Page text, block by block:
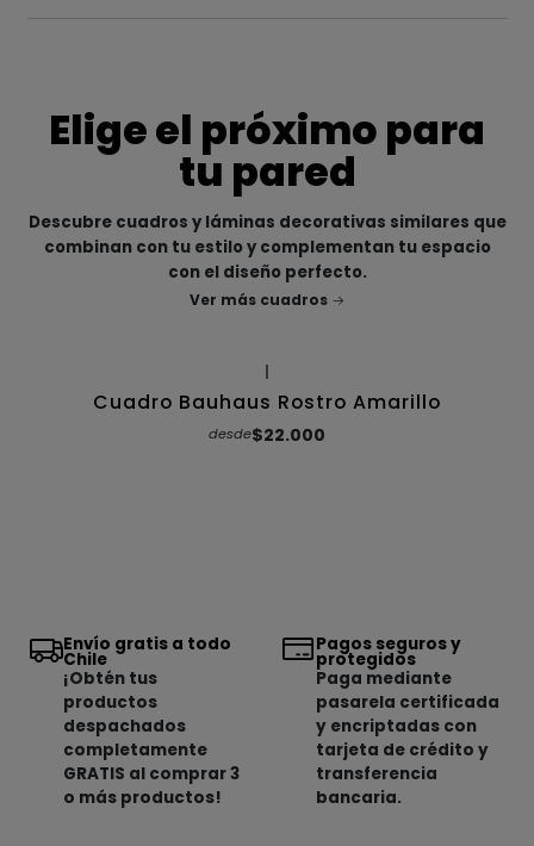
Elige el próximo para
tu pared
Descubre cuadros y láminas decorativas similares que
combinan con tu estilo y complementan tu espacio
con el diseño perfecto.
Ver más cuadros
Cuadro Bauhaus Rostro Amarillo
desde$22.000
Envío gratis a todo
Chile
¡Obtén tus
productos
despachados
completamente
GRATIS al comprar 3
o más productos!
Pagos seguros y
protegidos
Paga mediante
pasarela certificada
y encriptadas con
tarjeta de crédito y
transferencia
bancaria.